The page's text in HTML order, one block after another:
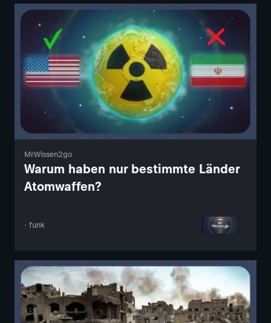
MrWissen2go
Warum haben nur bestimmte Länder
Atomwaffen?
· funk